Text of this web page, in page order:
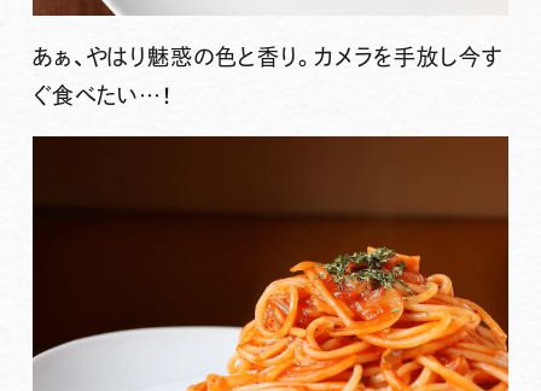
あぁ、やはり魅惑の色と香り。カメラを手放し今す
ぐ食べたい…！